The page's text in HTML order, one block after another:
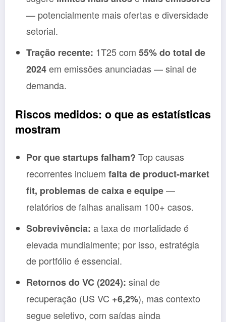
— potencialmente mais ofertas e diversidade
setorial.
Tração recente: 1T25 com 55% do total de
2024em emissões anunciadas — sinal de
demanda.
Riscos medidos: o que as estatísticas
mostram
Por que startups falham? Top causas
recorrentes incluem falta de product-market
fit, problemas de caixa e equipe—
relatórios de falhas analisam 100+ casos.
Sobrevivência: a taxa de mortalidade é
elevada mundialmente; por isso, estratégia
de portfólio é essencial.
Retornos do VC (2024): sinal de
recuperação (US VC +6,2%), mas contexto
segue seletivo, com saídas ainda